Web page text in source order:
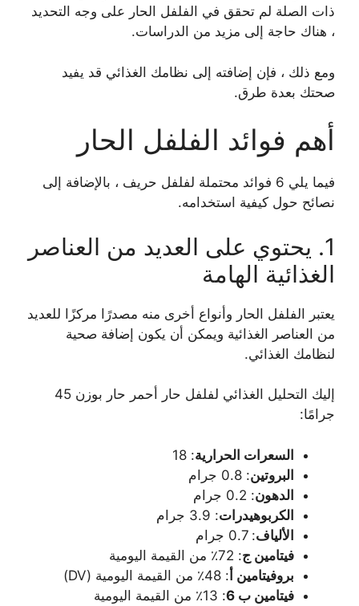
ذات الصلة لم تحقق في الفلفل الحار على وجه التحديد
، هناك حاجة إلى مزيد من الدراسات.
ومع ذلك ، فإن إضافته إلى نظامك الغذائي قد يفيد
صحتك بعدة طرق.
أهم فوائد الفلفل الحار
فيما يلي 6 فوائد محتملة لفلفل حريف ، بالإضافة إلى
نصائح حول كيفية استخدامه.
1. يحتوي على العديد من العناصر
الغذائية الهامة
يعتبر الفلفل الحار وأنواع أخرى منه مصدرًا مركزًا للعديد
من العناصر الغذائية ويمكن أن يكون إضافة صحية
لنظامك الغذائي.
إليك التحليل الغذائي لفلفل حار أحمر حار بوزن 45
جرامًا:
السعرات الحرارية: 18
البروتين: 0.8 جرام
الدهون: 0.2 جرام
الكربوهيدرات: 3.9 جرام
الألياف: 0.7 جرام
فيتامين ج: 72٪ من القيمة اليومية
بروفيتامين أ: 48٪ من القيمة اليومية (DV)
فيتامين ب 6
: 13٪ من القيمة اليومية